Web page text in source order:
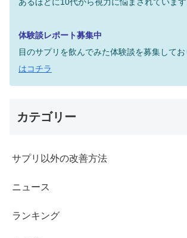
体験談レポート募集中
目のサプリを飲んでみた体験談を募集してお
はコチラ
カテゴリー
サプリ以外の改善方法
ニュース
ランキング